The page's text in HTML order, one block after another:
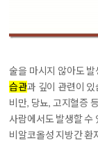
술을 마시지 않아도
습관과 깊이 관련이 있
비만, 당뇨, 고지혈증
사람에서도 발생할 수
비알코올성 지방간 환